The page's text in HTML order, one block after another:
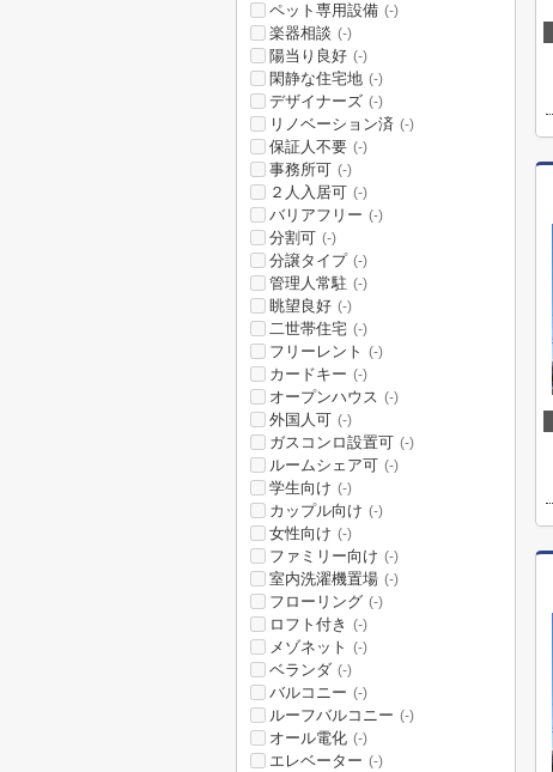
ペット専用設備 (-)
楽器相談 (-)
陽当り良好 (-)
閑静な住宅地 (-)
デザイナーズ (-)
リノベーション済 (-)
保証人不要 (-)
事務所可 (-)
２人入居可 (-)
バリアフリー (-)
分割可 (-)
分譲タイプ (-)
管理人常駐 (-)
眺望良好 (-)
二世帯住宅 (-)
フリーレント (-)
カードキー (-)
オープンハウス (-)
外国人可 (-)
ガスコンロ設置可 (-)
ルームシェア可 (-)
学生向け (-)
カップル向け (-)
女性向け (-)
ファミリー向け (-)
室内洗濯機置場 (-)
フローリング (-)
ロフト付き (-)
メゾネット (-)
ベランダ (-)
バルコニー (-)
ルーフバルコニー (-)
オール電化 (-)
エレベーター (-)